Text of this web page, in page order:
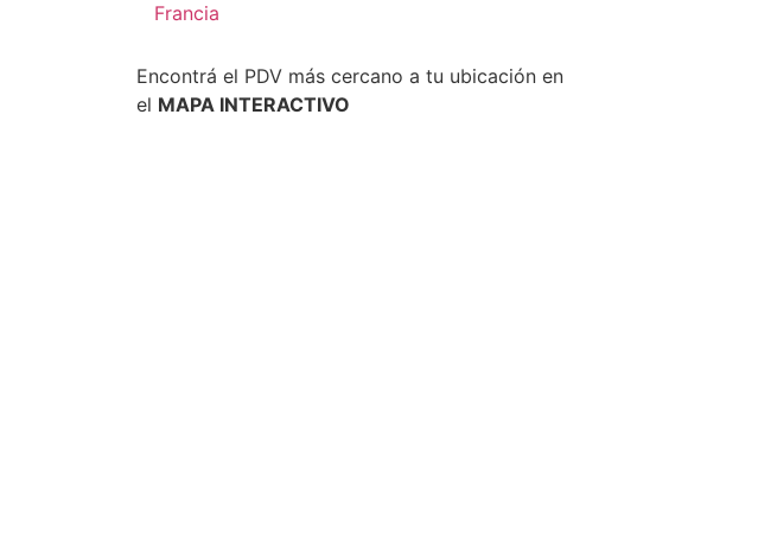
Francia
Encontrá el PDV más cercano a tu ubicación en
el MAPA INTERACTIVO